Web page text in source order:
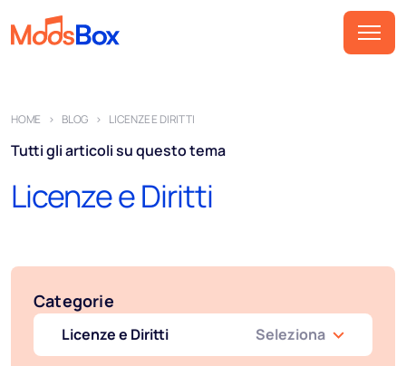
Playlist
Spot
Settori
Chi siamo
Partner
Come funziona
HOME BLOG LICENZE E DIRITTI
Tutti gli articoli su questo tema
Licenze e Diritti
Categorie
Licenze e Diritti Seleziona